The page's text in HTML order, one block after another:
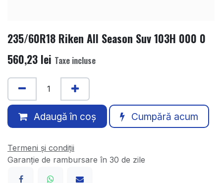
235/60R18 Riken All Season Suv 103H 000 0
560,23 lei Taxe incluse
Adaugă în coș Cumpără acum
Termeni și condiții
Garanție de rambursare în 30 de zile